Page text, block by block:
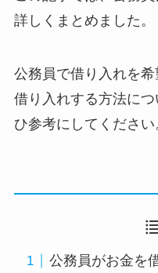
詳しくまとめました。
公務員で借り入れを
借り入れする方法に
ひ参考にしてください
公務員がお金を